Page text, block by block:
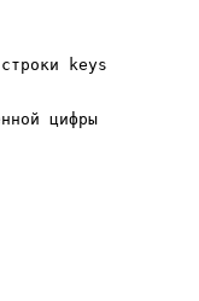
keys
цифры